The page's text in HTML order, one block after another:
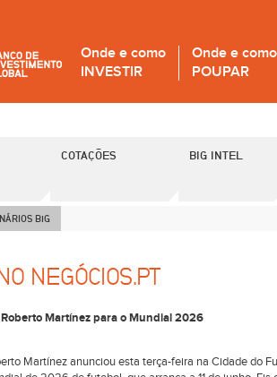
Onde e como
INVESTIR
Onde e como
POUPAR
COTAÇÕES BIG INTEL
BiG
NEGÓCIOS.PT
Martínez para o Mundial 2026
Martínez anunciou esta terça-feira na Cidade do